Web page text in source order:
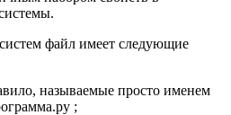
файл имеет следующие
называемые просто именем
;